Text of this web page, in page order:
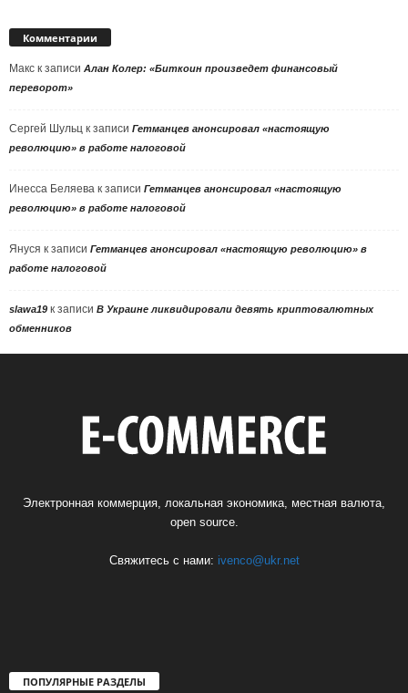
Комментарии
Макс к записи Алан Колер: «Биткоин произведет финансовый
переворот»
Сергей Шульц к записи Гетманцев анонсировал «настоящую
революцию» в работе налоговой
Инесса Беляева к записи Гетманцев анонсировал «настоящую
революцию» в работе налоговой
Януся к записи Гетманцев анонсировал «настоящую революцию» в
работе налоговой
slawa19 к записи В Украине ликвидировали девять криптовалютных
обменников
Электронная коммерция, локальная экономика, местная валюта,
open source.
Свяжитесь с нами: ivenco@ukr.net
ПОПУЛЯРНЫЕ РАЗДЕЛЫ